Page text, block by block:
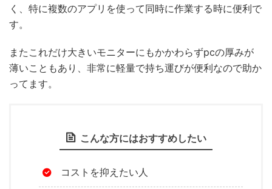
く、特に複数のアプリを使って同時に作業する時に便利で
す。
またこれだけ大きいモニターにもかかわらずpcの厚みが
薄いこともあり、非常に軽量で持ち運びが便利なので助か
ってます。
こんな方にはおすすめしたい
コストを抑えたい人